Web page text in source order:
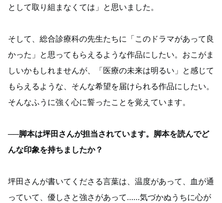
として取り組まなくては」と思いました。
そして、総合診療科の先生たちに「このドラマがあって良
かった」と思ってもらえるような作品にしたい。おこがま
しいかもしれませんが、「医療の未来は明るい」と感じて
もらえるような、そんな希望を届けられる作品にしたい。
そんなふうに強く心に誓ったことを覚えています。
──脚本は坪田さんが担当されています。脚本を読んでど
んな印象を持ちましたか？
坪田さんが書いてくださる言葉は、温度があって、血が通
っていて、優しさと強さがあって……気づかぬうちに心が